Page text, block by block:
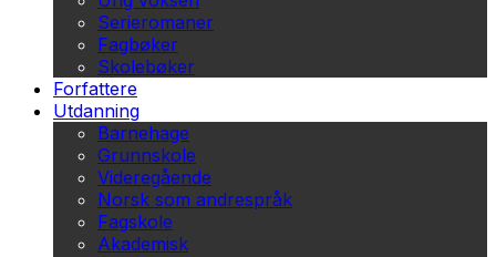
Serieromaner
Fagbøker
Skolebøker
Forfattere
Utdanning
Barnehage
Grunnskole
Videregående
Norsk som andrespråk
Fagskole
Akademisk